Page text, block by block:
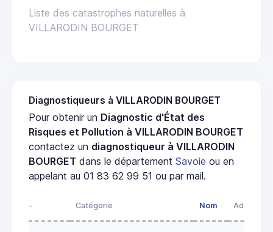
Liste des catastrophes naturelles à
VILLARODIN BOURGET
Diagnostiqueurs à VILLARODIN BOURGET
Pour obtenir un Diagnostic d'État des
Risques et Pollution à VILLARODIN BOURGET
contactez un diagnostiqueur à VILLARODIN
BOURGET dans le département Savoie ou en
appelant au 01 83 62 99 51 ou par mail.
- Catégorie Nom Adresse